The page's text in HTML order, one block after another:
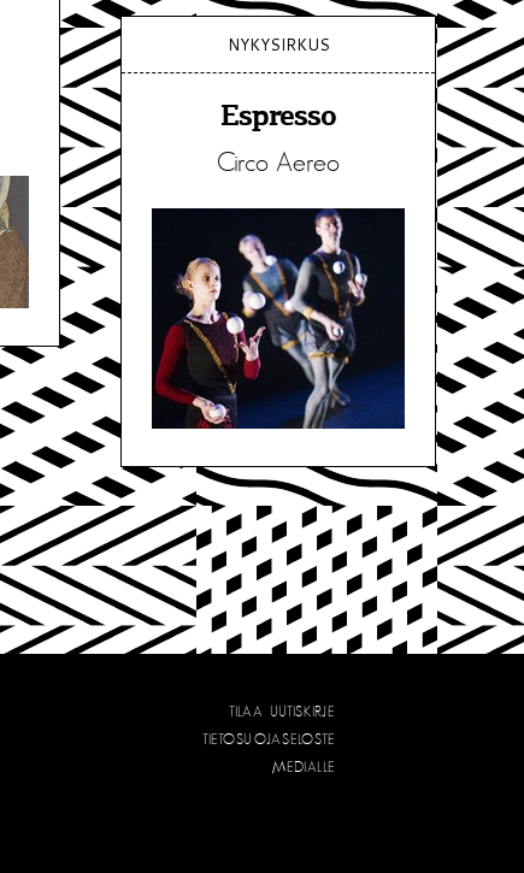
NYKYSIRKUS
Espresso
Circo Aereo
TILAA UUTISKIRJE
TIETOSUOJASELOSTE
MEDIALLE